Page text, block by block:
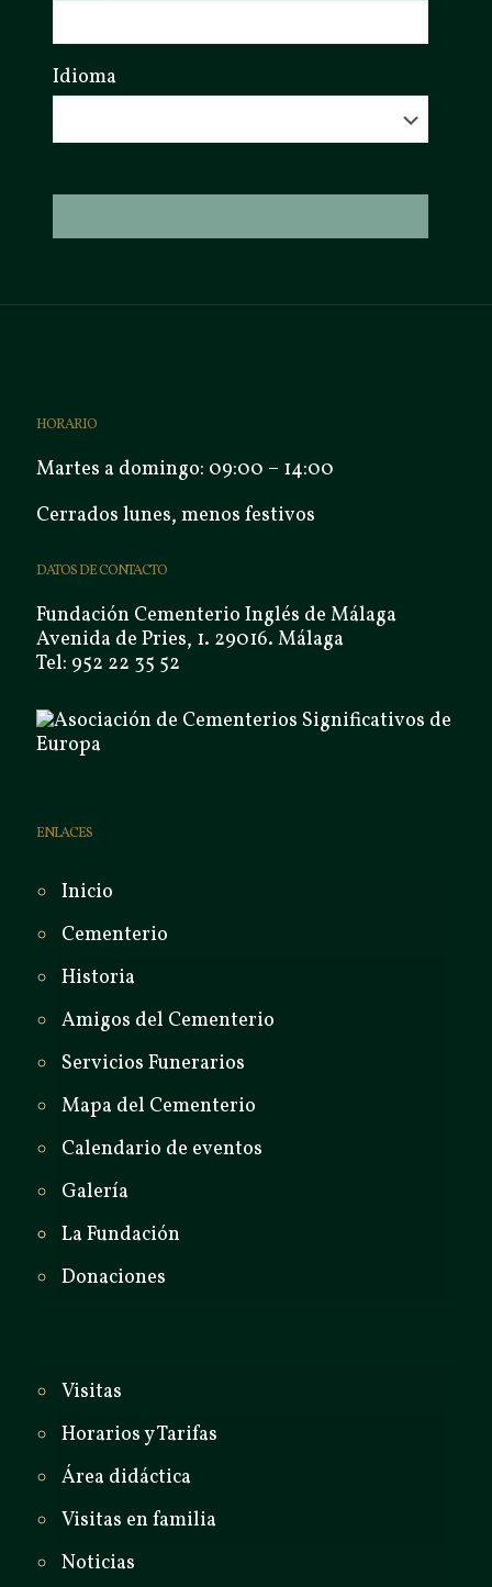
Idioma
HORARIO
Martes a domingo: 09:00 – 14:00
Cerrados lunes, menos festivos
DATOS DE CONTACTO
Fundación Cementerio Inglés de Málaga
Avenida de Pries, 1. 29016. Málaga
Tel: 952 22 35 52
ENLACES
Inicio
Cementerio
Historia
Amigos del Cementerio
Servicios Funerarios
Mapa del Cementerio
Calendario de eventos
Galería
La Fundación
Donaciones
Visitas
Horarios y Tarifas
Área didáctica
Visitas en familia
Noticias